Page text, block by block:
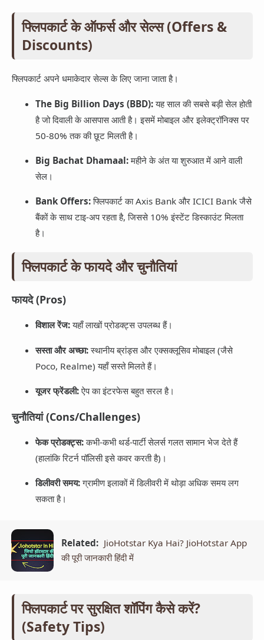
फ्लिपकार्ट के ऑफर्स और सेल्स (Offers &
Discounts)
फ्लिपकार्ट अपने धमाकेदार सेल्स के लिए जाना जाता है।
The Big Billion Days (BBD):यह साल की सबसे बड़ी सेल होती
है जो दिवाली के आसपास आती है। इसमें मोबाइल और इलेक्ट्रॉनिक्स पर
50-80% तक की छूट मिलती है।
Big Bachat Dhamaal:महीने के अंत या शुरुआत में आने वाली
सेल।
Bank Offers:फ्लिपकार्ट का Axis Bank और ICICI Bank जैसे
बैंकों के साथ टाइ-अप रहता है, जिससे 10% इंस्टेंट डिस्काउंट मिलता
है।
फ्लिपकार्ट के फायदे और चुनौतियां
फायदे (Pros)
विशाल रेंज:यहाँ लाखों प्रोडक्ट्स उपलब्ध हैं।
सस्ता और अच्छा:स्थानीय ब्रांड्स और एक्सक्लूसिव मोबाइल (जैसे
Poco, Realme) यहाँ सस्ते मिलते हैं।
यूजर फ्रेंडली:ऐप का इंटरफेस बहुत सरल है।
चुनौतियां (Cons/Challenges)
फेक प्रोडक्ट्स:कभी-कभी थर्ड-पार्टी सेलर्स गलत सामान भेज देते हैं
(हालांकि रिटर्न पॉलिसी इसे कवर करती है)।
डिलीवरी समय:ग्रामीण इलाकों में डिलीवरी में थोड़ा अधिक समय लग
सकता है।
Related: JioHotstar Kya Hai? JioHotstar App
की पूरी जानकारी हिंदी में
फ्लिपकार्ट पर सुरक्षित शॉपिंग कैसे करें?
(Safety Tips)